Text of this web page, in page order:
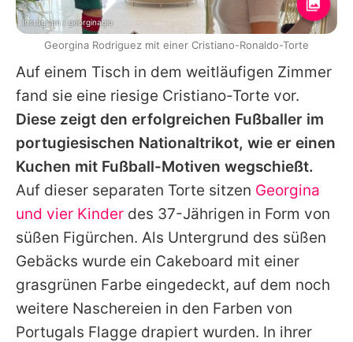
Auf einem Tisch in dem weitläufigen Zimmer
fand sie eine riesige Cristiano-Torte vor.
Diese zeigt den erfolgreichen Fußballer im
portugiesischen Nationaltrikot, wie er einen
Kuchen mit Fußball-Motiven wegschießt.
Auf dieser separaten Torte sitzen Georgina
und vier Kinder des 37-Jährigen in Form von
süßen Figürchen. Als Untergrund des süßen
Gebäcks wurde ein Cakeboard mit einer
grasgrünen Farbe eingedeckt, auf dem noch
weitere Naschereien in den Farben von
Portugals Flagge drapiert wurden. In ihrer
Instagram / georginagio
Georgina Rodriguez mit einer Cristiano-Ronaldo-Torte